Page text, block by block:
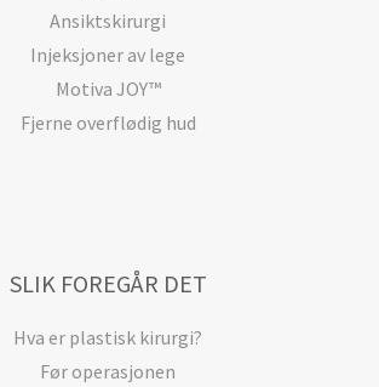
Ansiktskirurgi
Injeksjoner av lege
Motiva JOY™
Fjerne overflødig hud
SLIK FOREGÅR DET
Hva er plastisk kirurgi?
Før operasjonen